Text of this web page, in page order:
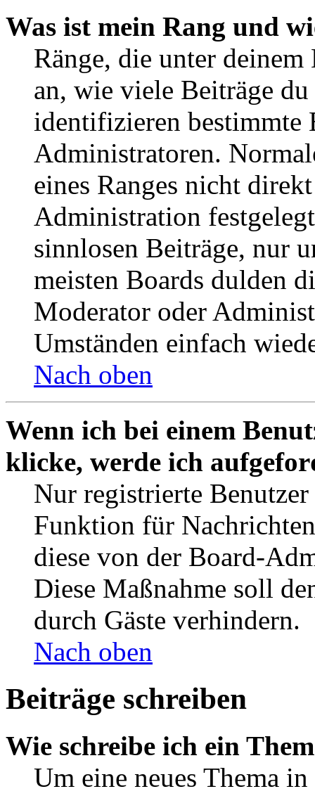
Was ist mein Rang und
Ränge, die unter deinem
an, wie viele Beiträge
identifizieren bestimmte
Administratoren.
eines Ranges nicht
Administration
sinnlosen Beiträge, nur
meisten Boards dulden
Moderator oder
Umständen einfach
Nach oben
Wenn ich bei einem
klicke, werde ich
Nur registrierte
Funktion für
diese von der Board-
Diese Maßnahme soll
durch Gäste verhindern.
Nach oben
Beiträge schreiben
Wie schreibe ich ein
Um eine neues Thema